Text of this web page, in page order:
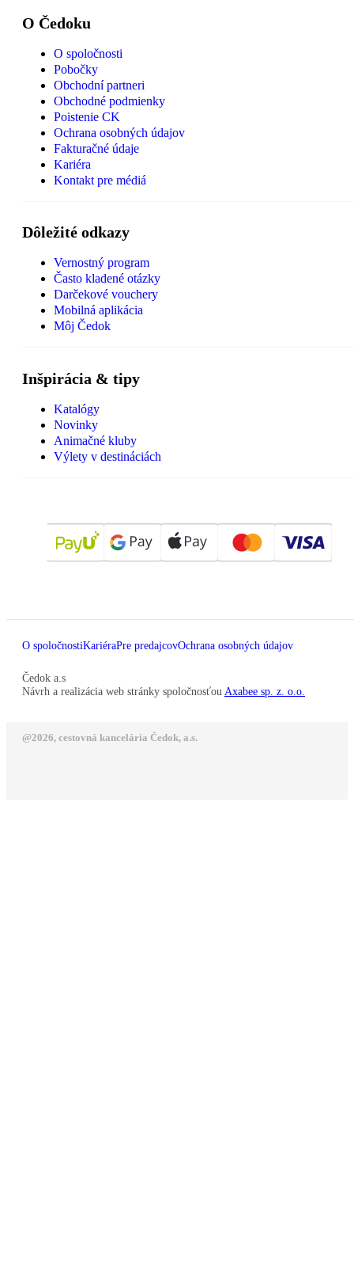
O Čedoku
O spoločnosti
Pobočky
Obchodní partneri
Obchodné podmienky
Poistenie CK
Ochrana osobných údajov
Fakturačné údaje
Kariéra
Kontakt pre médiá
Dôležité odkazy
Vernostný program
Často kladené otázky
Darčekové vouchery
Mobilná aplikácia
Môj Čedok
Inšpirácia & tipy
Katalógy
Novinky
Animačné kluby
Výlety v destináciách
O spoločnostiKariéraPre predajcovOchrana osobných údajov
Čedok a.s
Návrh a realizácia web stránky spoločnosťou Axabee sp. z. o.o.
@2026, cestovná kancelária Čedok, a.s.